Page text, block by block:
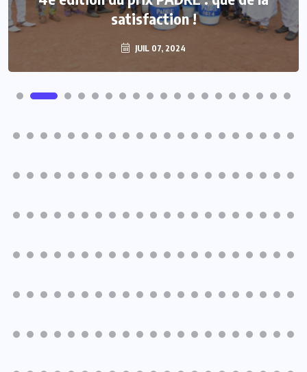
satisfaction !
JUIL 07, 2024
populations
JUIL 07, 2024